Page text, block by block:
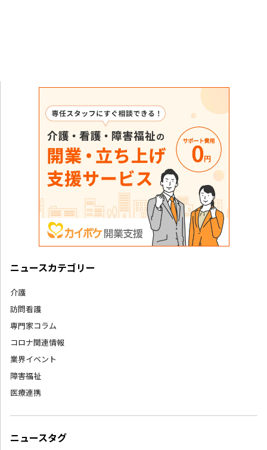
ニュースカテゴリー
介護
訪問看護
専門家コラム
コロナ関連情報
業界イベント
障害福祉
医療連携
ニュースタグ